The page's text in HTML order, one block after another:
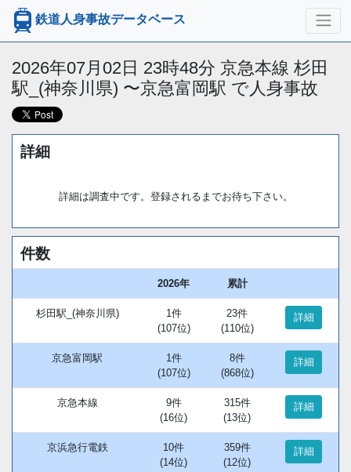
鉄道人身事故データベース
2026年07月02日 23時48分 京急本線 杉田
駅_(神奈川県) 〜京急富岡駅 で人身事故
詳細
詳細は調査中です。登録されるまでお待ち下さい。
件数
2026年 累計
杉田駅_(神奈川県)
1件
(107位)
23件
(110位)
詳細
京急富岡駅
1件
(107位)
8件
(868位)
詳細
京急本線
9件
(16位)
315件
(13位)
詳細
京浜急行電鉄
10件
(14位)
359件
(12位)
詳細